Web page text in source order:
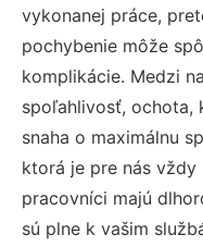
vykonanej práce,
pochybenie môže
komplikácie. Medzi
spoľahlivosť, ochota,
snaha o maximálnu
ktorá je pre nás vždy
pracovníci majú
sú plne k vašim